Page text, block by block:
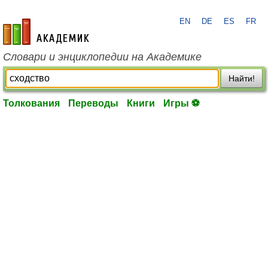
academic.ru
EN DE ES FR
Словари и энциклопедии на Академике
Найти!
Толкования Переводы Книги Игры ⚽